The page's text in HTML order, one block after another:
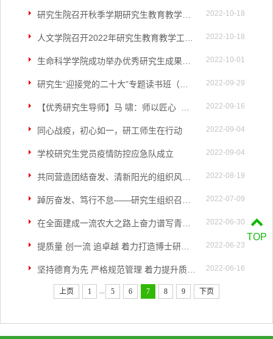
2022-10-18
研究生院召开秋季学期研究生教育教学工作专题会
2022-10-18
人文学院召开2022年研究生教育教学工作会
2022-10-01
生命科学学院成功举办优秀研究生成果报告会
2022-09-29
研究生“迎接党的二十大”专题读书班（第一期）顺利举办
2022-09-16
【优秀研究生导师】马 啸：师以匠心 扎根西南的育草人
2022-09-04
同心战疫，初心如一，研工师生在行动
2022-09-04
学校研究生党员疫情防控应急队成立
2022-08-19
共同营造团结奋发、清新阳光的组织风气——研究生团学组织暑期工作推进会
2022-07-09
踔厉奋发、笃行不怠——研究生组织召开年度重点工作部署会
2022-06-30
在全面建成一流农大之路上奋力谱写青春华章
2022-06-23
提质量 创一流 追卓越 着力打造博士研究生培养的新标杆—《博士研究生管理办法》修订解读
2022-06-16
坚持德育为先 严格规范管理 着力提升质量—构建硕士研究生培养内涵式发展制度体系
上页 1 5 6 7 8 9 下页
TOP